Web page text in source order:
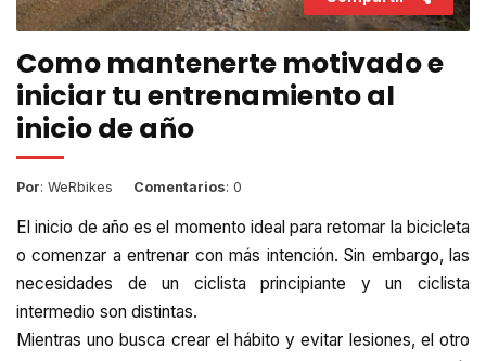
Como mantenerte motivado e
iniciar tu entrenamiento al
inicio de año
Por: WeRbikes Comentarios: 0
El inicio de año es el momento ideal para retomar la bicicleta
o comenzar a entrenar con más intención. Sin embargo, las
necesidades de un ciclista principiante y un ciclista
intermedio son distintas.
Mientras uno busca crear el hábito y evitar lesiones, el otro